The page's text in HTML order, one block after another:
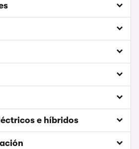
e híbridos